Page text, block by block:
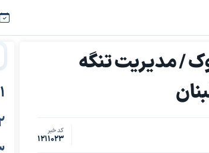
/ مدیریت تنگه
کد خبر
1211023